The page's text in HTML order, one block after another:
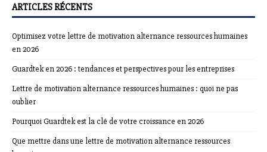
ARTICLES RÉCENTS
Optimisez votre lettre de motivation alternance ressources humaines
en 2026
Guardtek en 2026 : tendances et perspectives pour les entreprises
Lettre de motivation alternance ressources humaines : quoi ne pas
oublier
Pourquoi Guardtek est la clé de votre croissance en 2026
Que mettre dans une lettre de motivation alternance ressources